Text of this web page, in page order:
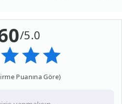
/5.0
Puanına Göre)